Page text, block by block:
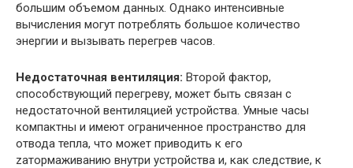
большим объемом данных. Однако интенсивные
вычисления могут потреблять большое количество
энергии и вызывать перегрев часов.
Недостаточная вентиляция: Второй фактор,
способствующий перегреву, может быть связан с
недостаточной вентиляцией устройства. Умные часы
компактны и имеют ограниченное пространство для
отвода тепла, что может приводить к его
zатормаживанию внутри устройства и, как следствие, к